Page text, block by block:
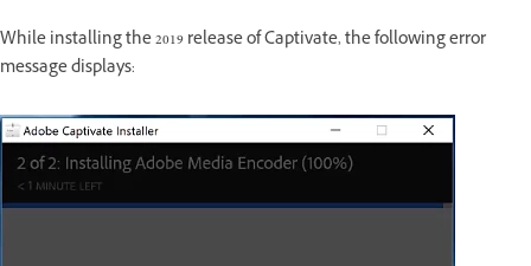
While installing the 2019 release of Captivate, the following error
message displays: